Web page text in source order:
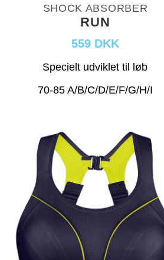
SHOCK ABSORBER
RUN
559 DKK
Specielt udviklet til løb
70-85 A/B/C/D/E/F/G/H/I